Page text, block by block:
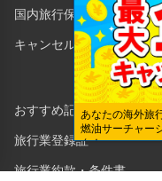
国内旅行保険
キャンセル保険
おすすめ記事一覧
旅行業登録証
旅行業約款・条件書
あなたの海外旅
燃油サーチャー
ク！